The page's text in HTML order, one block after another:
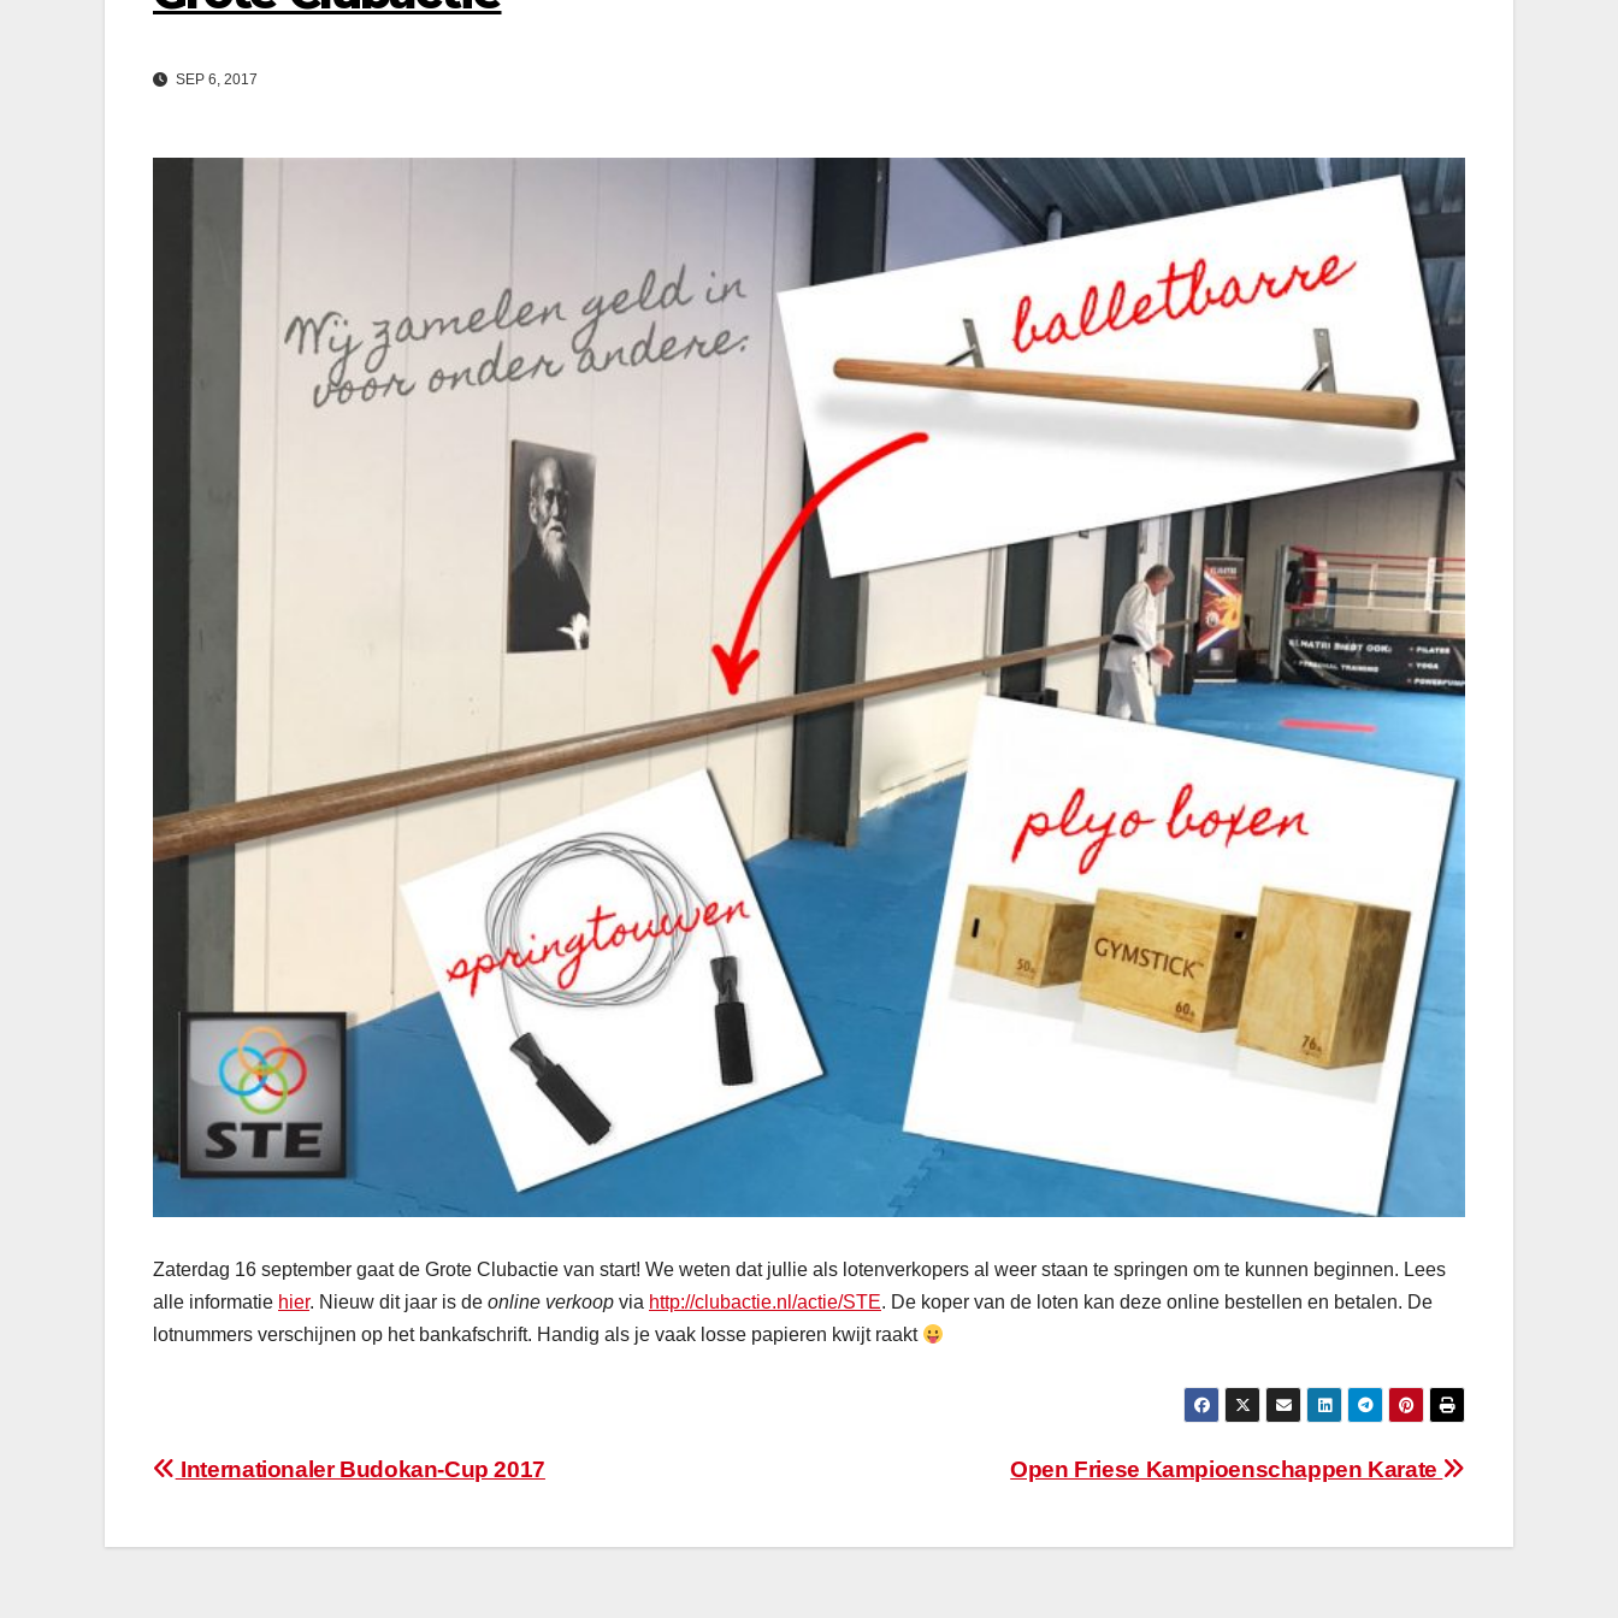
SEP 6, 2017
Zaterdag 16 september gaat de Grote Clubactie van start! We weten dat jullie als lotenverkopers al weer staan te springen om te kunnen beginnen. Lees
alle informatie hier. Nieuw dit jaar is de online verkoop via http://clubactie.nl/actie/STE. De koper van de loten kan deze online bestellen en betalen. De
lotnummers verschijnen op het bankafschrift. Handig als je vaak losse papieren kwijt raakt
Bericht
Open Friese Kampioenschappen Karate
Internationaler Budokan-Cup 2017